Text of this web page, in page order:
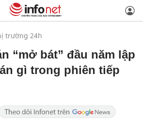
trường 24h
“mở bát” đầu năm lập
gì trong phiên tiếp